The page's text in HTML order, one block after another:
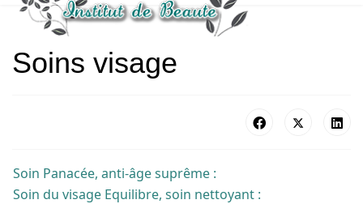
Soins visage
Soin Panacée, anti-âge suprême :
Soin du visage Equilibre, soin nettoyant :